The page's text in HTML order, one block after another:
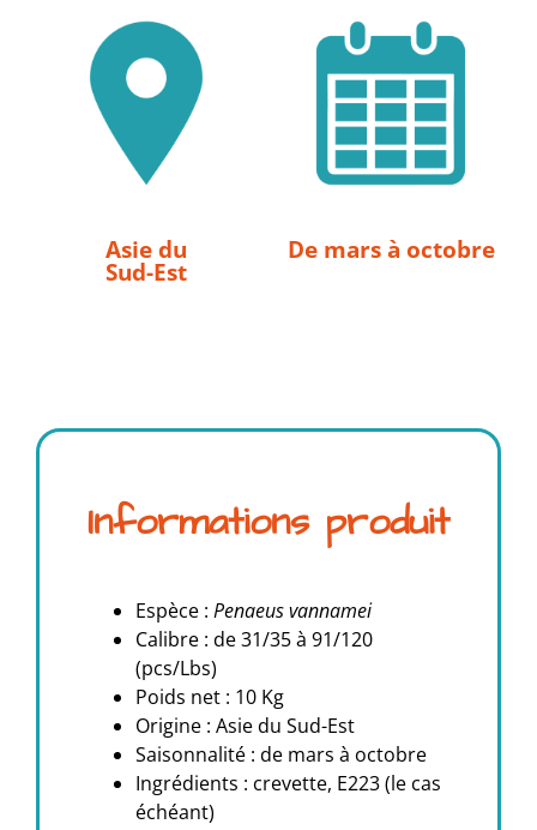
Asie du
Sud-Est
De mars à octobre
Informations produit
Espèce : Penaeus vannamei
Calibre : de 31/35 à 91/120
(pcs/Lbs)
Poids net : 10 Kg
Origine : Asie du Sud-Est
Saisonnalité : de mars à octobre
Ingrédients : crevette, E223 (le cas
échéant)